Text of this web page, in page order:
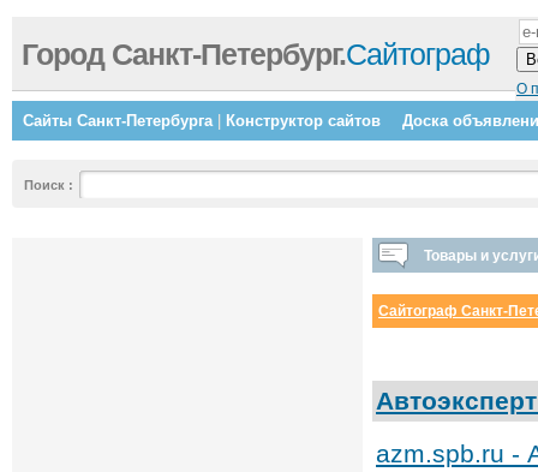
О
Город Санкт-Петербург.Сайтограф
Сайты Санкт-Петербурга| Конструктор сайтов Доска
Поиск :
Товары и
Сайтограф Санкт-
azm.spb.ru -